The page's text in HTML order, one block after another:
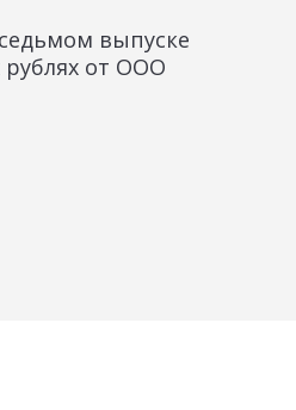
выпуске
рублях от ООО